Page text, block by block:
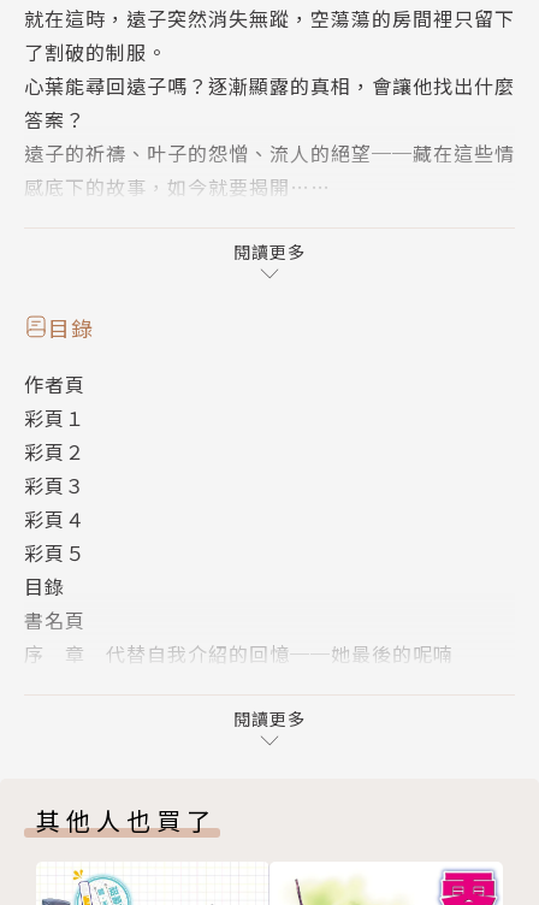
就在這時，遠子突然消失無蹤，空蕩蕩的房間裡只留下
了割破的制服。
心葉能尋回遠子嗎？逐漸顯露的真相，會讓他找出什麼
答案？
遠子的祈禱、叶子的怨憎、流人的絕望──藏在這些情
感底下的故事，如今就要揭開……
閱讀更多
目錄
作者頁
彩頁１
彩頁２
彩頁３
彩頁４
彩頁５
目錄
書名頁
序 章 代替自我介紹的回憶──她最後的呢喃
第五章 樂園的苦惱
第七章 獻給最愛的人
閱讀更多
其他人也買了